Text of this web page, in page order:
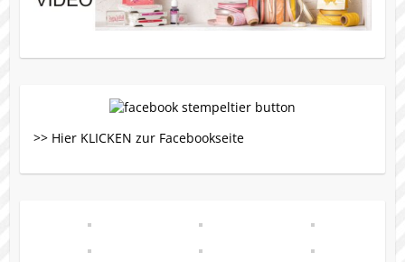
>> Hier KLICKEN zur Facebookseite